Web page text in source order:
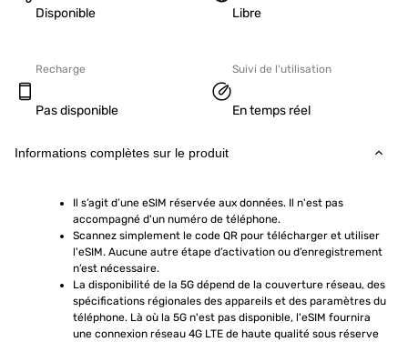
Disponible Libre
Recharge
Pas disponible
Suivi de l'utilisation
En temps réel
Informations complètes sur le produit
Il s’agit d’une eSIM réservée aux données. Il n'est pas
accompagné d'un numéro de téléphone.
Scannez simplement le code QR pour télécharger et utiliser
l'eSIM. Aucune autre étape d’activation ou d’enregistrement
n’est nécessaire.
La disponibilité de la 5G dépend de la couverture réseau, des
spécifications régionales des appareils et des paramètres du
téléphone. Là où la 5G n'est pas disponible, l'eSIM fournira
une connexion réseau 4G LTE de haute qualité sous réserve